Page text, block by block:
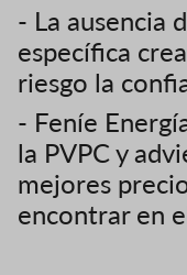
- La ausencia
específica
riesgo la
- Feníe
la PVPC y
mejores
encontrar en